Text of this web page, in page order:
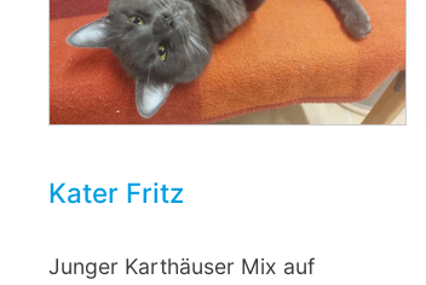
Kater Fritz
Junger Karthäuser Mix auf